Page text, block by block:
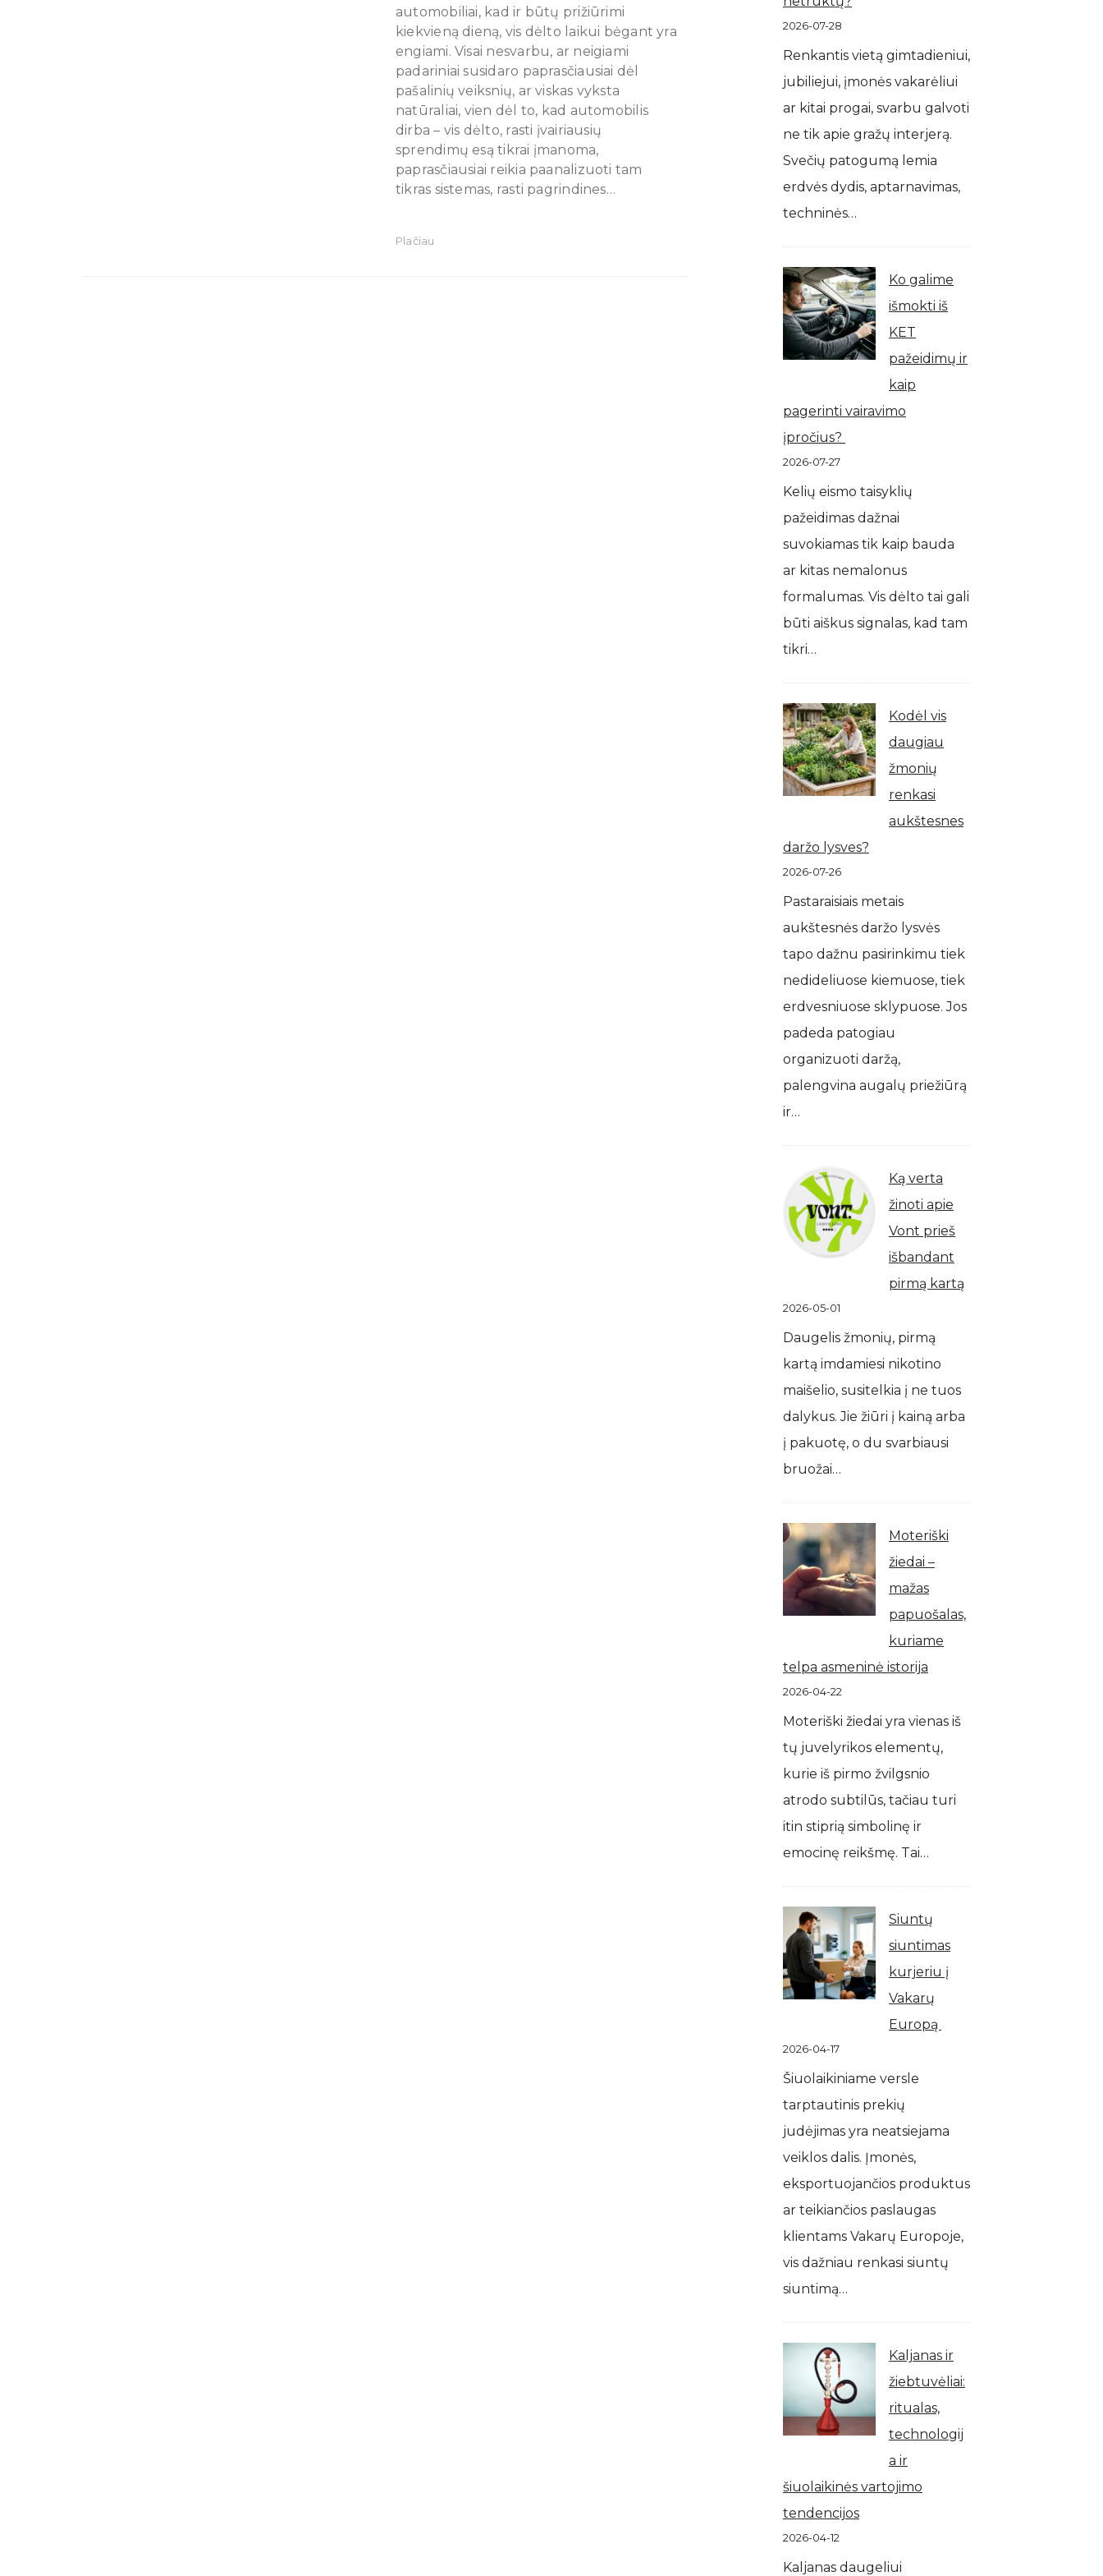
automobiliai, kad ir būtų prižiūrimi
kiekvieną dieną, vis dėlto laikui bėgant yra
engiami. Visai nesvarbu, ar neigiami
padariniai susidaro paprasčiausiai dėl
pašalinių veiksnių, ar viskas vyksta
natūraliai, vien dėl to, kad automobilis
dirba – vis dėlto, rasti įvairiausių
sprendimų esą tikrai įmanoma,
paprasčiausiai reikia paanalizuoti tam
tikras sistemas, rasti pagrindines…
Plačiau
2026-07-28
Renkantis vietą gimtadieniui,
jubiliejui, įmonės vakarėliui
ar kitai progai, svarbu galvoti
ne tik apie gražų interjerą.
Svečių patogumą lemia
erdvės dydis, aptarnavimas,
techninės…
Ko galime
išmokti iš
KET
pažeidimų ir
kaip
pagerinti vairavimo
įpročius?
2026-07-27
Kelių eismo taisyklių
pažeidimas dažnai
suvokiamas tik kaip bauda
ar kitas nemalonus
formalumas. Vis dėlto tai gali
būti aiškus signalas, kad tam
tikri…
Kodėl vis
daugiau
žmonių
renkasi
aukštesnes
daržo lysves?
2026-07-26
Pastaraisiais metais
aukštesnės daržo lysvės
tapo dažnu pasirinkimu tiek
nedideliuose kiemuose, tiek
erdvesniuose sklypuose. Jos
padeda patogiau
organizuoti daržą,
palengvina augalų priežiūrą
ir…
Ką verta
žinoti apie
Vont prieš
išbandant
pirmą kartą
2026-05-01
Daugelis žmonių, pirmą
kartą imdamiesi nikotino
maišelio, susitelkia į ne tuos
dalykus. Jie žiūri į kainą arba
į pakuotę, o du svarbiausi
bruožai…
Moteriški
žiedai –
mažas
papuošalas,
kuriame
telpa asmeninė istorija
2026-04-22
Moteriški žiedai yra vienas iš
tų juvelyrikos elementų,
kurie iš pirmo žvilgsnio
atrodo subtilūs, tačiau turi
itin stiprią simbolinę ir
emocinę reikšmę. Tai…
Siuntų
siuntimas
kurjeriu į
Vakarų
Europą
2026-04-17
Šiuolaikiniame versle
tarptautinis prekių
judėjimas yra neatsiejama
veiklos dalis. Įmonės,
eksportuojančios produktus
ar teikiančios paslaugas
klientams Vakarų Europoje,
vis dažniau renkasi siuntų
siuntimą…
Kaljanas ir
žiebtuvėliai:
ritualas,
technologij
a ir
šiuolaikinės vartojimo
tendencijos
2026-04-12
Kaljanas daugeliui